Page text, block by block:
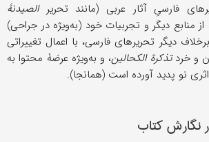
فارسیِ آثار عربی (مانند تحریرالصیدنۀ
از منابع دیگر و تجربیات خود (به‌ویژه در جراحی)
دیگر تحریرهای فارسی، با اعمال تغییراتی
و خردتذکرة ‌الکحالین، و به‌ویژه عرضۀ محتوا به
نو پدید آورده است (همانجا).
نگارش کتاب